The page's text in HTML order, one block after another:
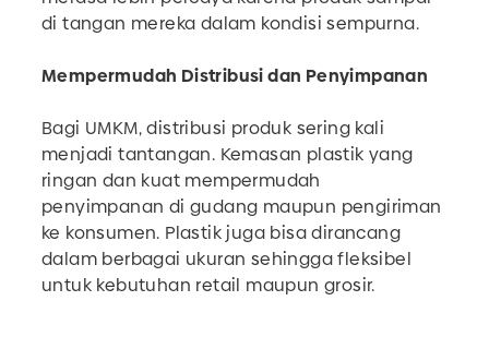
di tangan mereka dalam kondisi sempurna.
Mempermudah Distribusi dan Penyimpanan
Bagi UMKM, distribusi produk sering kali
menjadi tantangan. Kemasan plastik yang
ringan dan kuat mempermudah
penyimpanan di gudang maupun pengiriman
ke konsumen. Plastik juga bisa dirancang
dalam berbagai ukuran sehingga fleksibel
untuk kebutuhan retail maupun grosir.